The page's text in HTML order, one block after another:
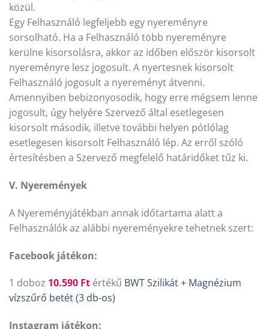
közül.
Egy Felhasználó legfeljebb egy nyereményre
sorsolható. Ha a Felhasználó több nyereményre
kerülne kisorsolásra, akkor az időben először kisorsolt
nyereményre lesz jogosult. A nyertesnek kisorsolt
Felhasználó jogosult a nyereményt átvenni.
Amennyiben bebizonyosodik, hogy erre mégsem lenne
jogosult, úgy helyére Szervező által esetlegesen
kisorsolt második, illetve további helyen pótlólag
esetlegesen kisorsolt Felhasználó lép. Az erről szóló
értesítésben a Szervező megfelelő határidőket tűz ki.
V. Nyeremények
A Nyereményjátékban annak időtartama alatt a
Felhasználók az alábbi nyereményekre tehetnek szert:
Facebook játékon:
1 doboz 10.590 Ft értékű BWT Szilikát + Magnézium
vízszűrő betét (3 db-os)
Instagram játékon: